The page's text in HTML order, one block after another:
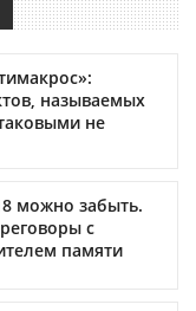
называемых
не
можно забыть.
с
памяти